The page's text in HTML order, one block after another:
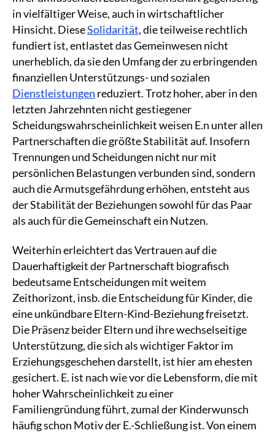
in vielfältiger Weise, auch in wirtschaftlicher
Hinsicht. DieseSolidarität, die teilweise rechtlich
fundiert ist, entlastet das Gemeinwesen nicht
unerheblich, da sie den Umfang der zu erbringenden
finanziellen Unterstützungs- und sozialen
Dienstleistungen reduziert. Trotz hoher, aber in den
letzten Jahrzehnten nicht gestiegener
Scheidungswahrscheinlichkeit weisen E.n unter allen
Partnerschaften die größte Stabilität auf. Insofern
Trennungen und Scheidungen nicht nur mit
persönlichen Belastungen verbunden sind, sondern
auch die Armutsgefährdung erhöhen, entsteht aus
der Stabilität der Beziehungen sowohl für das Paar
als auch für die Gemeinschaft ein Nutzen.
Weiterhin erleichtert das Vertrauen auf die
Dauerhaftigkeit der Partnerschaft biografisch
bedeutsame Entscheidungen mit weitem
Zeithorizont, insb. die Entscheidung für Kinder, die
eine unkündbare Eltern-Kind-Beziehung freisetzt.
Die Präsenz beider Eltern und ihre wechselseitige
Unterstützung, die sich als wichtiger Faktor im
Erziehungsgeschehen darstellt, ist hier am ehesten
gesichert. E. ist nach wie vor die Lebensform, die mit
hoher Wahrscheinlichkeit zu einer
Familiengründung führt, zumal der Kinderwunsch
häufig schon Motiv der E.-Schließung ist. Von einem